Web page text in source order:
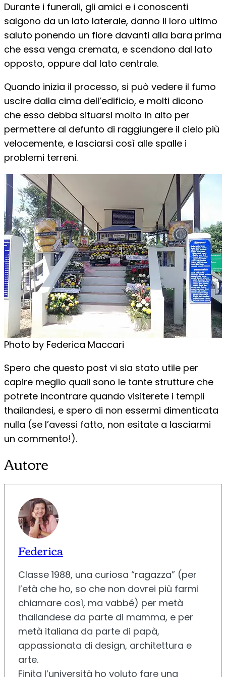
Durante i funerali, gli amici e i conoscenti
salgono da un lato laterale, danno il loro ultimo
saluto ponendo un fiore davanti alla bara prima
che essa venga cremata, e scendono dal lato
opposto, oppure dal lato centrale.
Quando inizia il processo, si può vedere il fumo
uscire dalla cima dell’edificio, e molti dicono
che esso debba situarsi molto in alto per
permettere al defunto di raggiungere il cielo più
velocemente, e lasciarsi così alle spalle i
problemi terreni.
Photo by Federica Maccari
Spero che questo post vi sia stato utile per
capire meglio quali sono le tante strutture che
potrete incontrare quando visiterete i templi
thailandesi, e spero di non essermi dimenticata
nulla (se l’avessi fatto, non esitate a lasciarmi
un commento!).
Autore
Federica
Classe 1988, una curiosa “ragazza” (per
l’età che ho, so che non dovrei più farmi
chiamare così, ma vabbé) per metà
thailandese da parte di mamma, e per
metà italiana da parte di papà,
appassionata di design, architettura e
arte.
Finita l’università ho voluto fare una